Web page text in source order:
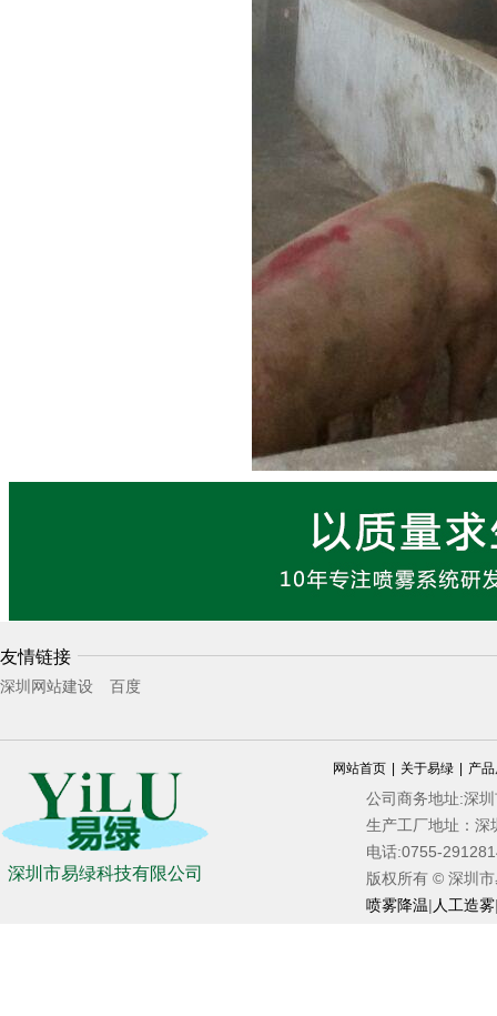
友情链接
深圳网站建设 百度
深圳市易绿科技有限公司
网站首页 关于易绿 产
公司商务地址:深
生产工厂地址：深
电话:0755-
版权所有 © 深圳
喷雾降温| 人工造雾